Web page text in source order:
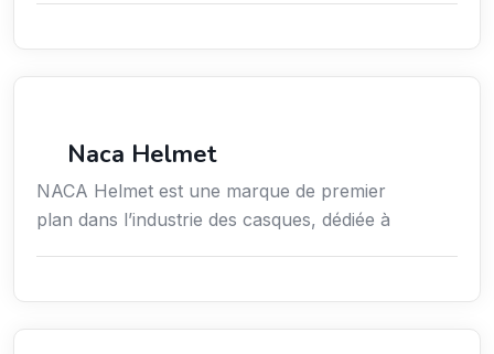
Naca Helmet
NACA Helmet est une marque de premier
plan dans l’industrie des casques, dédiée à